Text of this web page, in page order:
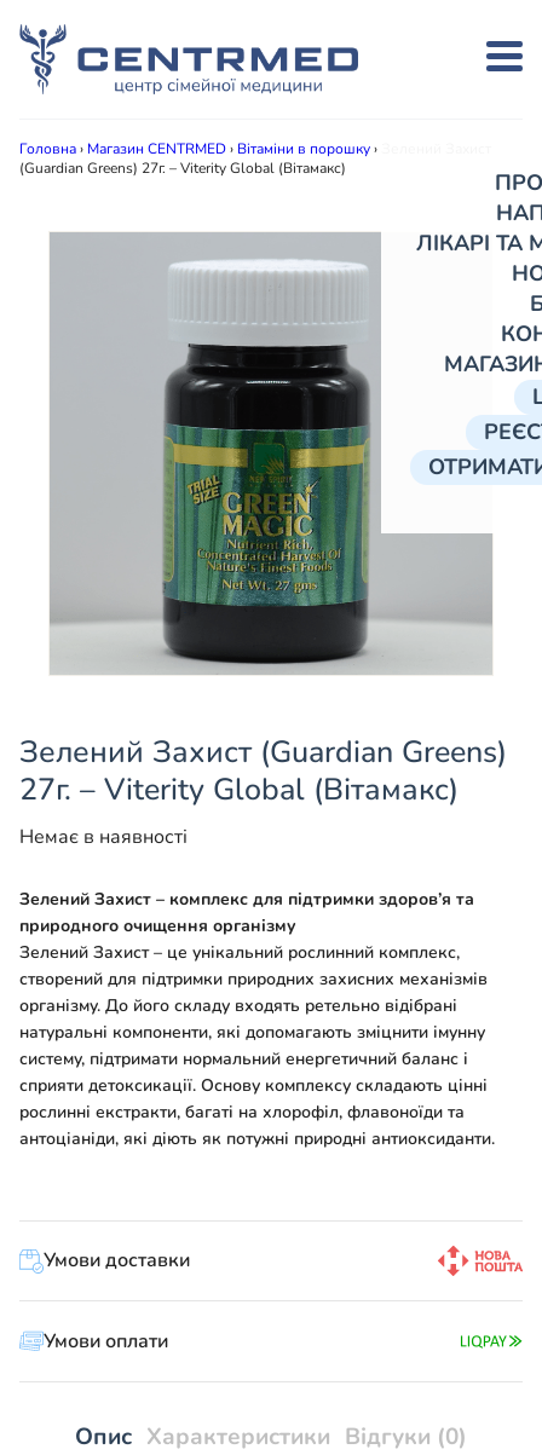
ЛІКАРІ
Головна› Магазин CENTRMED› Вітаміни в порошку›
(Guardian Greens) 27г. – Viterity Global (Вітамакс)
Зелений Захист (Guardian Greens)
27г. – Viterity Global (Вітамакс)
Немає в наявності
Зелений Захист – комплекс для підтримки здоров’я та
природного очищення організму
Зелений Захист – це унікальний рослинний комплекс,
створений для підтримки природних захисних механізмів
організму. До його складу входять ретельно відібрані
натуральні компоненти, які допомагають зміцнити імунну
систему, підтримати нормальний енергетичний баланс і
сприяти детоксикації. Основу комплексу складають цінні
рослинні екстракти, багаті на хлорофіл, флавоноїди та
антоціаніди, які діють як потужні природні антиоксиданти.
Умови доставки
Умови оплати
Опис Характеристики Відгуки (0)